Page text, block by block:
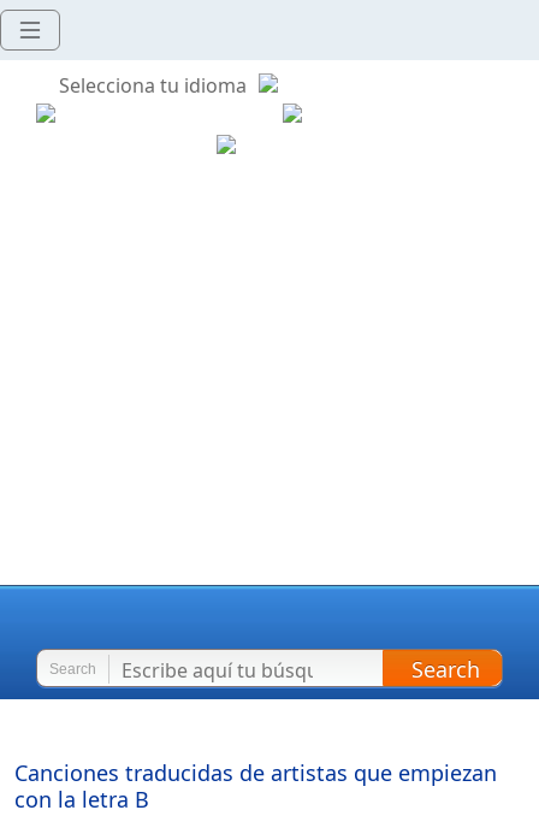
Selecciona tu idioma
Search Search
Canciones traducidas de artistas que empiezan
con la letra B